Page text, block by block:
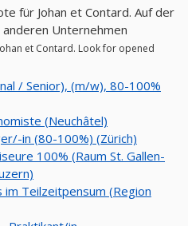
für Johan et Contard. Auf der
anderen Unternehmen
et Contard. Look for opened
/ Senior), (m/w), 80-100%
(Neuchâtel)
in (80-100%) (Zürich)
100% (Raum St. Gallen-
Teilzeitpensum (Region